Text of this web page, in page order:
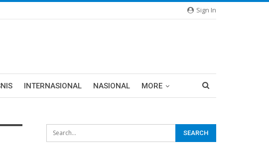
Sign In
INTERNASIONAL NASIONAL MORE